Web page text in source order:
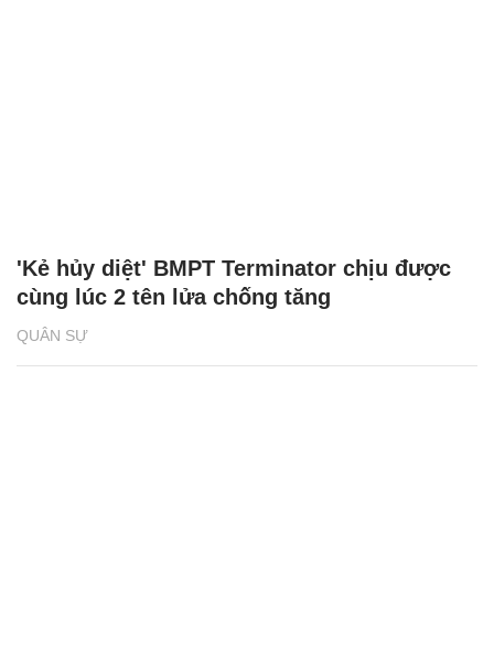
QUÂN SỰ
'Kẻ hủy diệt' BMPT Terminator chịu được
cùng lúc 2 tên lửa chống tăng